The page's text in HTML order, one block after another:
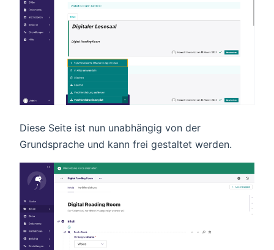
Diese Seite ist nun unabhängig von der
Grundsprache und kann frei gestaltet werden.